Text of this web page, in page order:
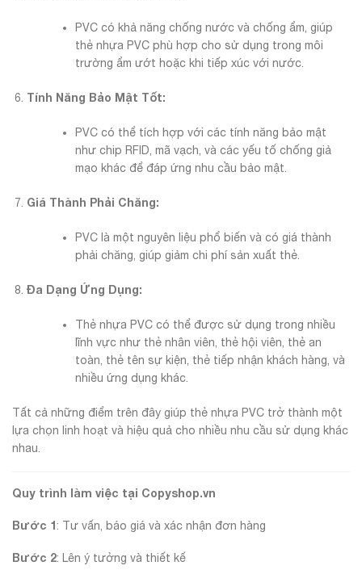
PVC có khả năng chống nước và chống ẩm, giúp
thẻ nhựa PVC phù hợp cho sử dụng trong môi
trường ẩm ướt hoặc khi tiếp xúc với nước.
Tính Năng Bảo Mật Tốt:
PVC có thể tích hợp với các tính năng bảo mật
như chip RFID, mã vạch, và các yếu tố chống giả
mạo khác để đáp ứng nhu cầu bảo mật.
Giá Thành Phải Chăng:
PVC là một nguyên liệu phổ biến và có giá thành
phải chăng, giúp giảm chi phí sản xuất thẻ.
Đa Dạng Ứng Dụng:
Thẻ nhựa PVC có thể được sử dụng trong nhiều
lĩnh vực như thẻ nhân viên, thẻ hội viên, thẻ an
toàn, thẻ tên sự kiện, thẻ tiếp nhận khách hàng, và
nhiều ứng dụng khác.
Tất cả những điểm trên đây giúp thẻ nhựa PVC trở thành một
lựa chọn linh hoạt và hiệu quả cho nhiều nhu cầu sử dụng khác
nhau.
Quy trình làm việc tại Copyshop.vn
Bước 1: Tư vấn, báo giá và xác nhận đơn hàng
Bước 2: Lên ý tưởng và thiết kế